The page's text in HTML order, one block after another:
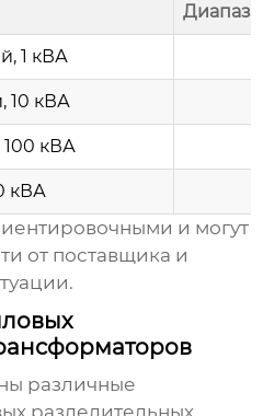
1 кВА
10 кВА
кВА
кВА
и могут
от поставщика и
различные